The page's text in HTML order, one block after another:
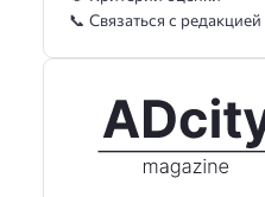
📞 Связаться с редакцией